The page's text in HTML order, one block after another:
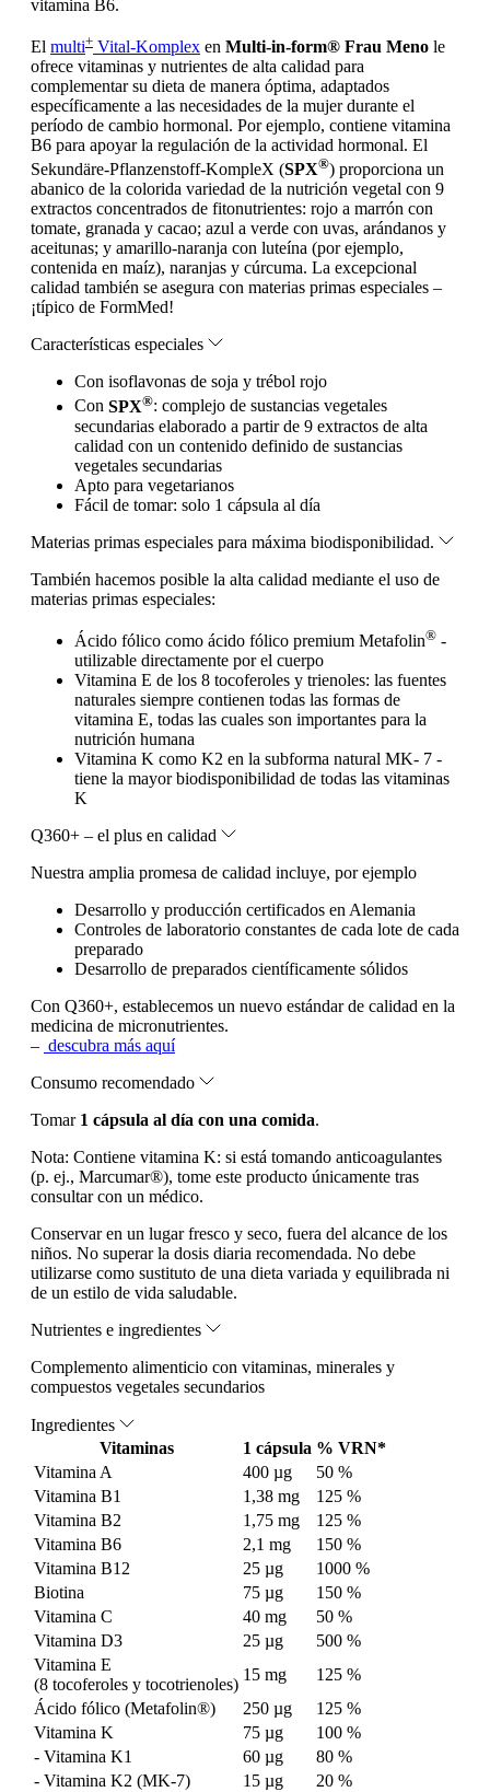
vitamina B6.
El multi+ Vital-Komplex en Multi-in-form® Frau Meno le
ofrece vitaminas y nutrientes de alta calidad para
complementar su dieta de manera óptima, adaptados
específicamente a las necesidades de la mujer durante el
período de cambio hormonal. Por ejemplo, contiene vitamina
B6 para apoyar la regulación de la actividad hormonal. El
Sekundäre-Pflanzenstoff-KompleX (SPX®) proporciona un
abanico de la colorida variedad de la nutrición vegetal con 9
extractos concentrados de fitonutrientes: rojo a marrón con
tomate, granada y cacao; azul a verde con uvas, arándanos y
aceitunas; y amarillo-naranja con luteína (por ejemplo,
contenida en maíz), naranjas y cúrcuma. La excepcional
calidad también se asegura con materias primas especiales –
¡típico de FormMed!
Características especiales
Con isoflavonas de soja y trébol rojo
Con SPX®: complejo de sustancias vegetales
secundarias elaborado a partir de 9 extractos de alta
calidad con un contenido definido de sustancias
vegetales secundarias
Apto para vegetarianos
Fácil de tomar: solo 1 cápsula al día
Materias primas especiales para máxima biodisponibilidad.
También hacemos posible la alta calidad mediante el uso de
materias primas especiales:
Ácido fólico como ácido fólico premium Metafolin® -
utilizable directamente por el cuerpo
Vitamina E de los 8 tocoferoles y trienoles: las fuentes
naturales siempre contienen todas las formas de
vitamina E, todas las cuales son importantes para la
nutrición humana
Vitamina K como K2 en la subforma natural MK- 7 -
tiene la mayor biodisponibilidad de todas las vitaminas
K
Q360+ – el plus en calidad
Nuestra amplia promesa de calidad incluye, por ejemplo
Desarrollo y producción certificados en Alemania
Controles de laboratorio constantes de cada lote de cada
preparado
Desarrollo de preparados científicamente sólidos
Con Q360+, establecemos un nuevo estándar de calidad en la
medicina de micronutrientes.
– descubra más aquí
Consumo recomendado
Tomar 1 cápsula al día con una comida.
Nota: Contiene vitamina K: si está tomando anticoagulantes
(p. ej., Marcumar®), tome este producto únicamente tras
consultar con un médico.
Conservar en un lugar fresco y seco, fuera del alcance de los
niños. No superar la dosis diaria recomendada. No debe
utilizarse como sustituto de una dieta variada y equilibrada ni
de un estilo de vida saludable.
Nutrientes e ingredientes
Complemento alimenticio con vitaminas, minerales y
compuestos vegetales secundarios
Ingredientes
Vitaminas
1 cápsula % VRN*
Vitamina A
400 µg
50 %
Vitamina B1
1,38 mg
125 %
Vitamina B2
1,75 mg
125 %
Vitamina B6
2,1 mg
150 %
Vitamina B12
25 µg
1000 %
Biotina
75 µg
150 %
Vitamina C
40 mg
50 %
Vitamina D3
25 µg
500 %
Vitamina E
(8 tocoferoles y tocotrienoles)
15 mg
125 %
Ácido fólico (Metafolin®)
250 µg
125 %
Vitamina K
75 µg
100 %
- Vitamina K1
60 µg
80 %
- Vitamina K2 (MK-7)
15 µg
20 %